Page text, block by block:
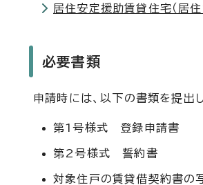
居住安定援助賃貸住宅（居
必要書類
申請時には、以下の書類を提出
第1号様式 登録申請書
第2号様式 誓約書
対象住戸の賃貸借契約書の